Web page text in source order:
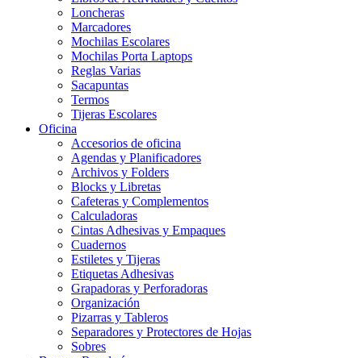
Loncheras
Marcadores
Mochilas Escolares
Mochilas Porta Laptops
Reglas Varias
Sacapuntas
Termos
Tijeras Escolares
Oficina
Accesorios de oficina
Agendas y Planificadores
Archivos y Folders
Blocks y Libretas
Cafeteras y Complementos
Calculadoras
Cintas Adhesivas y Empaques
Cuadernos
Estiletes y Tijeras
Etiquetas Adhesivas
Grapadoras y Perforadoras
Organización
Pizarras y Tableros
Separadores y Protectores de Hojas
Sobres